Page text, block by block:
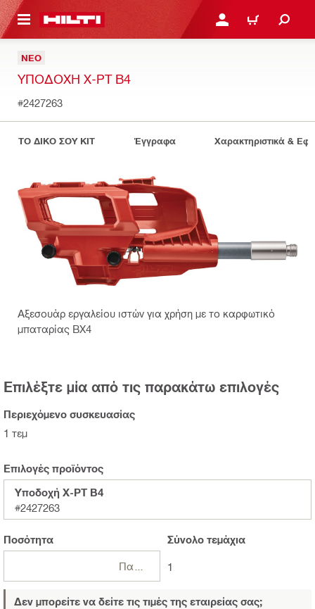
ΕΛΕΓΞΕΙΣ ΤΟ ΠΑΚΕΤΟ ΠΟΥ ΕΧΕΙΣ ΦΤΙΑΞΕΙ ΚΆΝΕ ΣΎΝΔΕΣΗ Ή
ΚΑΛΆΘΙ
ΝΈΟ
ΥΠΟΔΟΧΉ X-PT B4
#2427263
ΤΟ ΔΙΚΟ ΣΟΥ KIT Έγγραφα Χαρακτηριστικά &
Αξεσουάρ εργαλείου ιστών για χρήση με το καρφωτικό
μπαταρίας ΒΧ4
Επιλέξτε μία από τις παρακάτω επιλογές
Περιεχόμενο συσκευασίας
1 τεμ
Επιλογές προϊόντος
Υποδοχή X-PT B4
#2427263
Ποσότητα Σύνολοτεμάχια
1
Δεν μπορείτε να δείτε τις τιμές της εταιρείας σας;